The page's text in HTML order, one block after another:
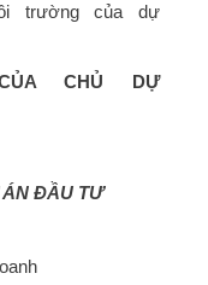
trường của dự
CHỦ DỰ
ÁN ĐẦU TƯ